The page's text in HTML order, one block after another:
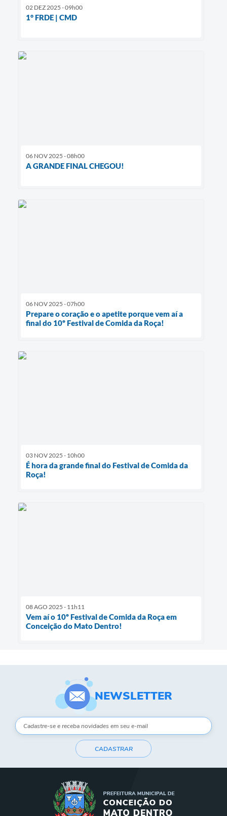
02 DEZ 2025 - 09h00
1° FRDE | CMD
06 NOV 2025 - 08h00
A GRANDE FINAL CHEGOU!
06 NOV 2025 - 07h00
Prepare o coração e o apetite porque vem aí a
final do 10º Festival de Comida da Roça!
03 NOV 2025 - 10h00
É hora da grande final do Festival de Comida da
Roça!
08 AGO 2025 - 11h11
Vem aí o 10º Festival de Comida da Roça em
Conceição do Mato Dentro!
NEWSLETTER
CADASTRAR